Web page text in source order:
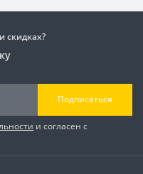
скидках?
Подписаться
и согласен с